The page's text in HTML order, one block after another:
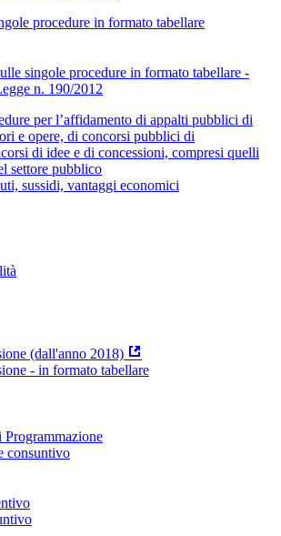
procedure in formato tabellare
singole procedure in formato tabellare -
n. 190/2012
per l’affidamento di appalti pubblici di
e opere, di concorsi pubblici di
di idee e di concessioni, compresi quelli
settore pubblico
sussidi, vantaggi economici
(dall'anno 2018)
- in formato tabellare
consuntivo